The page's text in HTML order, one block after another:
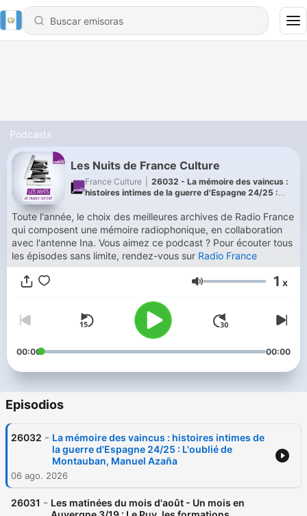
Podcasts
Les Nuits de France Culture
France Culture
26032 - La mémoire des vaincus :
histoires intimes de la guerre d'Espagne 24/25 :
Toute l'année, le choix des meilleures archives de Radio France
qui composent une mémoire radiophonique, en collaboration
avec l'antenne Ina. Vous aimez ce podcast ? Pour écouter tous
les épisodes sans limite, rendez-vous sur Radio France
Volumen 1 x
00:00 00:00
Episodios
26032 - La mémoire des vaincus : histoires intimes de
la guerre d'Espagne 24/25 : L'oublié de
Montauban, Manuel Azaña
06 ago. 2026
26031 - Les matinées du mois d'août - Un mois en